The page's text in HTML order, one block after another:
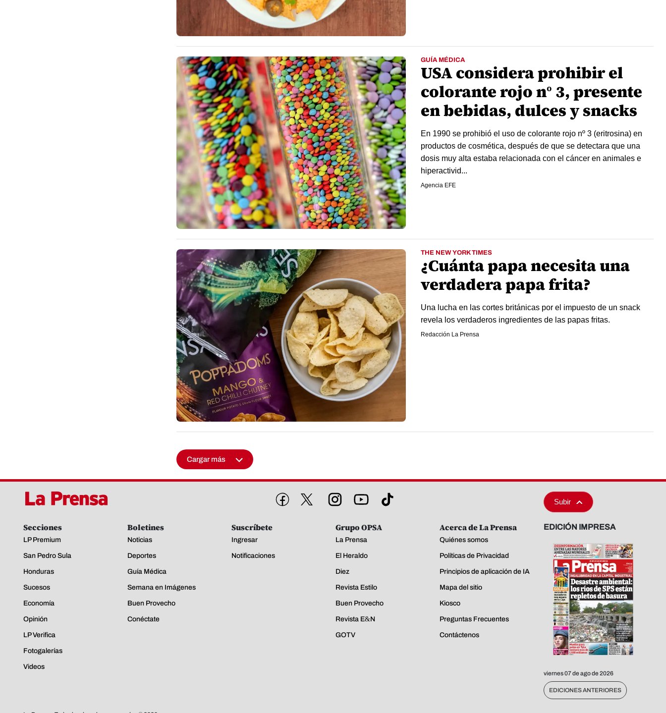
GUÍA MÉDICA
USA considera prohibir el
colorante rojo nº 3, presente
en bebidas, dulces y snacks
En 1990 se prohibió el uso de colorante rojo nº 3 (eritrosina) en
productos de cosmética, después de que se detectara que una
dosis muy alta estaba relacionada con el cáncer en animales e
hiperactivid...
Agencia EFE
THE NEW YORK TIMES
¿Cuánta papa necesita una
verdadera papa frita?
Una lucha en las cortes británicas por el impuesto de un snack
revela los verdaderos ingredientes de las papas fritas.
Redacción La Prensa
Cargar más
Subir
Secciones
LP Premium
San Pedro Sula
Honduras
Sucesos
Economía
Opinión
LP Verifica
Fotogalerías
Videos
Boletines
Noticias
Deportes
Guía Médica
Semana en Imágenes
Buen Provecho
Conéctate
Suscríbete
Ingresar
Notificaciones
Grupo OPSA
La Prensa
El Heraldo
Diez
Revista Estilo
Buen Provecho
Revista E&N
GOTV
Acerca de La Prensa
Quiénes somos
Políticas de Privacidad
Principios de aplicación de IA
Mapa del sitio
Kiosco
Preguntas Frecuentes
Contáctenos
EDICIÓN IMPRESA
viernes 07 de ago de 2026
EDICIONES ANTERIORES